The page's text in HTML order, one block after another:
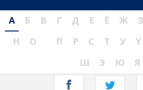
А Б В Г Д Е Ё Ж З
Н
О П Р С Т У Ү
Ш
Э Ю Я